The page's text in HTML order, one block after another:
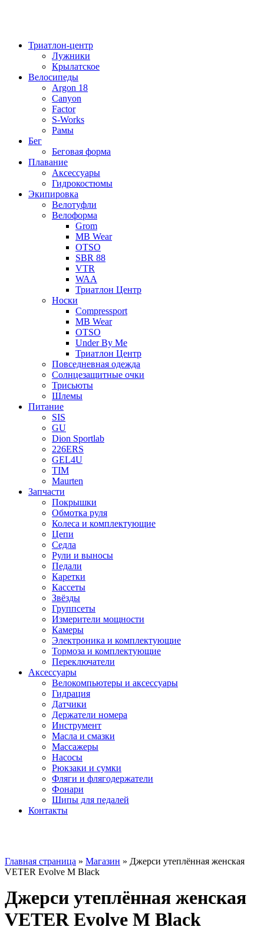
Триатлон-центр
Лужники
Крылатское
Велосипеды
Argon 18
Canyon
Factor
S-Works
Рамы
Бег
Беговая форма
Плавание
Аксессуары
Гидрокостюмы
Экипировка
Велотуфли
Велоформа
Grom
MB Wear
OTSO
SBR 88
VTR
WAA
Триатлон Центр
Носки
Compressport
MB Wear
OTSO
Under By Me
Триатлон Центр
Повседневная одежда
Солнцезащитные очки
Трисьюты
Шлемы
Питание
SIS
GU
Dion Sportlab
226ERS
GEL4U
TIM
Maurten
Запчасти
Покрышки
Обмотка руля
Колеса и комплектующие
Цепи
Седла
Рули и выносы
Педали
Каретки
Кассеты
Звёзды
Группсеты
Измерители мощности
Камеры
Электроника и комплектующие
Тормоза и комплектующие
Переключатели
Аксессуары
Велокомпьютеры и аксессуары
Гидрация
Датчики
Держатели номера
Инструмент
Масла и смазки
Массажеры
Насосы
Рюкзаки и сумки
Фляги и флягодержатели
Фонари
Шипы для педалей
Контакты
Главная страница » Магазин » Джерси утеплённая женская
VETER Evolve M Black
Джерси утеплённая женская
VETER Evolve M Black